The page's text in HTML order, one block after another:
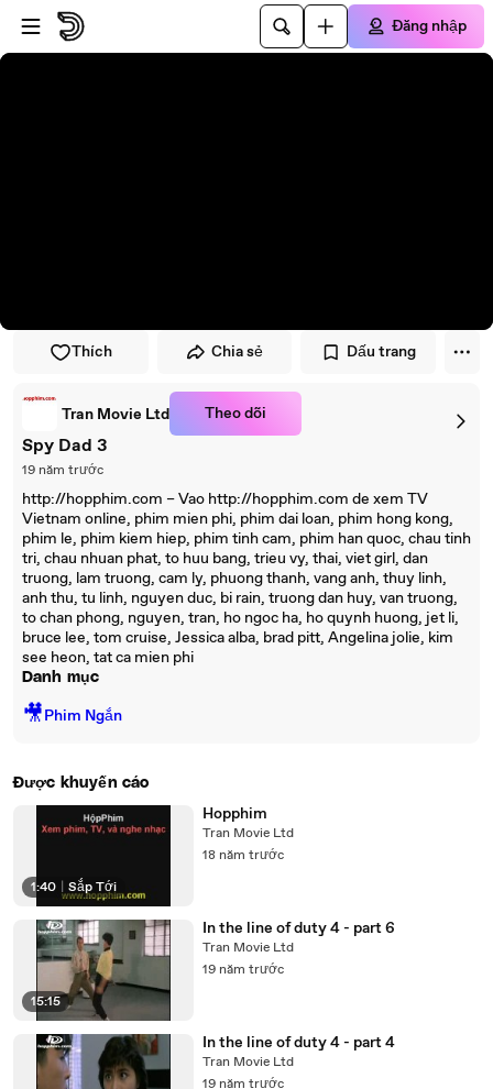
Đi đến trình phát
Đi đến nội dung chính
Đăng nhập
Thích Chia sẻ Dấu trang
Tran Movie Ltd Theo dõi
Spy Dad 3
19 năm trước
http://hopphim.com – Vao http://hopphim.com de xem TV
Vietnam online, phim mien phi, phim dai loan, phim hong kong,
phim le, phim kiem hiep, phim tinh cam, phim han quoc, chau tinh
tri, chau nhuan phat, to huu bang, trieu vy, thai, viet girl, dan
truong, lam truong, cam ly, phuong thanh, vang anh, thuy linh,
anh thu, tu linh, nguyen duc, bi rain, truong dan huy, van truong,
to chan phong, nguyen, tran, ho ngoc ha, ho quynh huong, jet li,
bruce lee, tom cruise, Jessica alba, brad pitt, Angelina jolie, kim
see heon, tat ca mien phi
Danh mục
🎥Phim Ngắn
Được khuyến cáo
1:40 Sắp Tới
Hopphim
Tran Movie Ltd
18 năm trước
15:15
In the line of duty 4 - part 6
Tran Movie Ltd
19 năm trước
In the line of duty 4 - part 4
Tran Movie Ltd
19 năm trước